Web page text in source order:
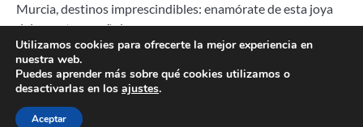
Murcia, destinos imprescindibles: enamórate de esta joya
del sureste español
Murcia: Las 10 Restaurantes Más Característicos para
Saborear la Auténtica Cocina Española
Copyright © 2026
Utilizamos cookies para ofrecerte la mejor experiencia en
nuestra web.
Puedes aprender más sobre qué cookies utilizamos o
desactivarlas en los ajustes.
Aceptar